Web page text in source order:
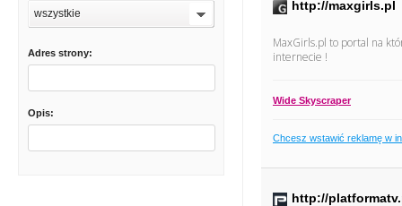
wszystkie
Adres strony:
Opis:
http://maxgirls.pl
MaxGirls.pl to portal na
internecie !
Wide Skyscraper
Chcesz wstawić reklamę w
http://